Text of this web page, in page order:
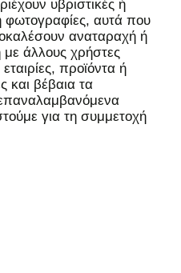
υβριστικές ή
φωτογραφίες, αυτά που
αναταραχή ή
άλλους χρήστες
προϊόντα ή
και βέβαια τα
για τη συμμετοχή